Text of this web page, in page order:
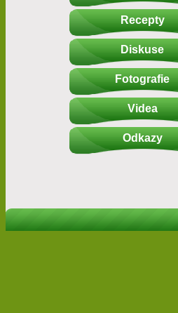
Recepty
Diskuse
Fotografie
Videa
Odkazy